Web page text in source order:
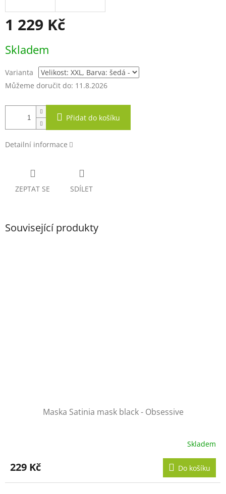
1 229 Kč
cena:
Skladem
Varianta
Můžeme doručit do: 11.8.2026
Přidat do košíku
Detailní informace
ZEPTAT SE SDÍLET
Související produkty
Maska Satinia mask black - Obsessive
Skladem
229 Kč Do košíku